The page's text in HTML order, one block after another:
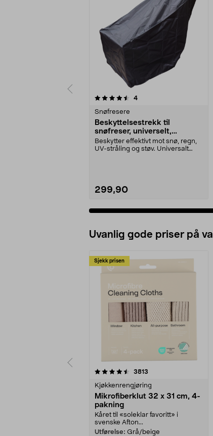
4anmeldelser
Snøfresere
Beskyttelsestrekk til
snøfreser, universelt,
120x81x101 cm
Beskytter effektivt mot snø, regn,
UV-stråling og støv. Universalt
299,90
4.0 av 5 stjerner
Uvanlig gode priser på
Sjekk prisen
3813
Kjøkkenrengjøring
Mikrofiberklut 32 x 31 cm, 4-
pakning
Kåret til «soleklar favoritt» i
svenske Afton...
Utførelse: Grå/beige
4.5av 5 stjerner